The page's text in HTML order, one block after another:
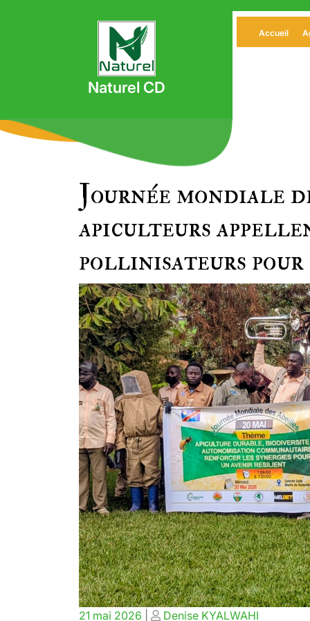
Naturel CD
Accueil
Journée mondiale
apiculteurs
pollinisateurs
Posted
21 mai 2026
Posted
Denise KYALWAHI